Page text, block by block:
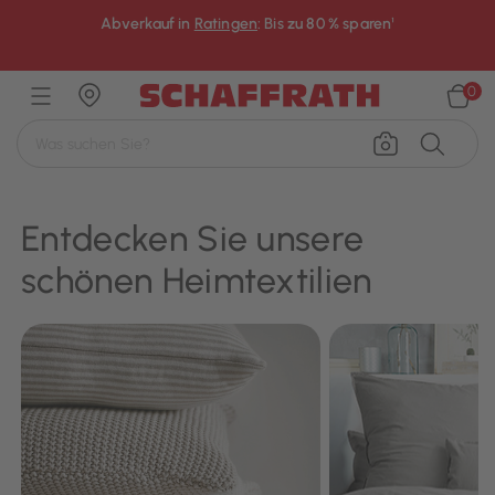
Abverkauf in Ratingen: Bis zu 80 % sparen¹
0
Entdecken Sie unsere
schönen Heimtextilien